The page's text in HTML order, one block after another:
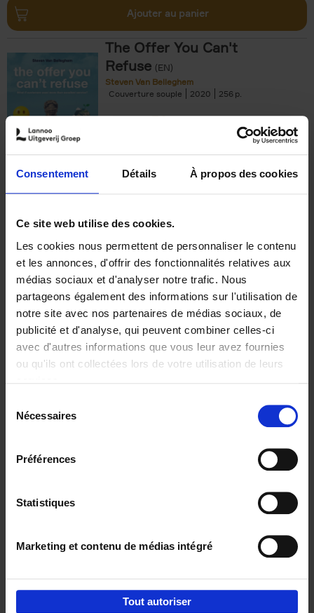
Consentement Détails À propos des cookies
Ce site web utilise des cookies.
Les cookies nous permettent de personnaliser le contenu
et les annonces, d'offrir des fonctionnalités relatives aux
médias sociaux et d'analyser notre trafic. Nous
partageons également des informations sur l'utilisation de
notre site avec nos partenaires de médias sociaux, de
publicité et d'analyse, qui peuvent combiner celles-ci
avec d'autres informations que vous leur avez fournies
ou qu'ils ont collectées lors de votre utilisation de leurs
Nécessaires
Préférences
Statistiques
Marketing et contenu de médias intégré
Tout autoriser
Ajouter au panier
The Offer You Can't
Refuse (EN)
Steven Van Belleghem
Couverture souple
2020 256
€37,50
Building Bonds = Building
Business
Jochen Roef Jozefien De Feyter
Carolien Boom
Couverture souple
2025 200
€29,99
Digital marketing like a PRO -
completely revised edition (EN)